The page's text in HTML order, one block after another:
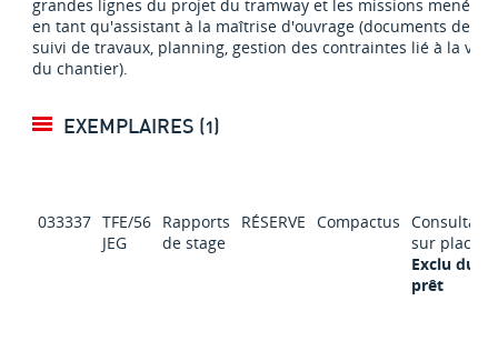
grandes lignes du projet du tramway et les missions menées
en tant qu'assistant à la maîtrise d'ouvrage (documents de
suivi de travaux, planning, gestion des contraintes lié à la vie
du chantier).
EXEMPLAIRES (1)
033337 TFE/56
JEG
Rapports
de stage
RÉSERVE Compactus
sur place
Exclu du
prêt